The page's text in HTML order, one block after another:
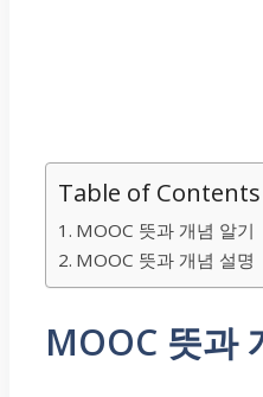
Table of Contents
MOOC 뜻과 개념 알기
MOOC 뜻과 개념 설명
MOOC 뜻과